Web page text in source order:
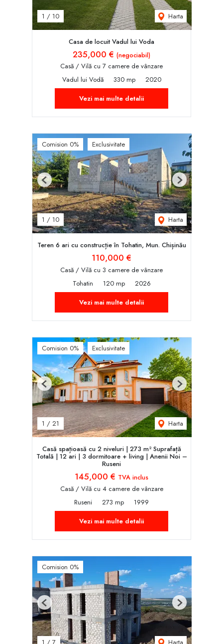
1 / 10 Harta
Casa de locuit Vadul lui Voda
235,000 € (negociabil)
Casă / Vilă cu 7 camere de vânzare
Vadul lui Vodă
330 mp
2020
Vezi mai multe detalii
Comision 0% Exclusivitate
1 / 10 Harta
Previous Next
Teren 6 ari cu construcție în Tohatin, Mun. Chișinău
110,000 €
Casă / Vilă cu 3 camere de vânzare
Tohatin
120 mp
2026
Vezi mai multe detalii
Comision 0% Exclusivitate
1 / 21 Harta
Previous Next
Casă spațioasă cu 2 niveluri | 273 m² Suprafață
Totală | 12 ari | 3 dormitoare + living | Anenii Noi –
Ruseni
145,000 € TVA inclus
Casă / Vilă cu 4 camere de vânzare
Ruseni
273 mp
1999
Vezi mai multe detalii
Comision 0%
Previous Next